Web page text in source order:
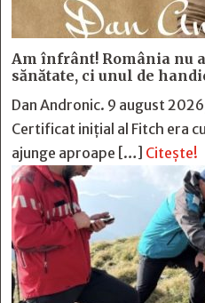
Am înfrânt! România nu
sănătate, ci unul de
Dan Andronic. 9 august
Certificat inițial al Fitch era
ajunge aproape […] Citește!